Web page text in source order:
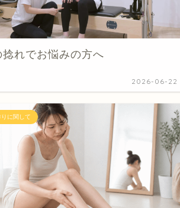
捻れでお悩みの方へ
2026-06-22
に関して